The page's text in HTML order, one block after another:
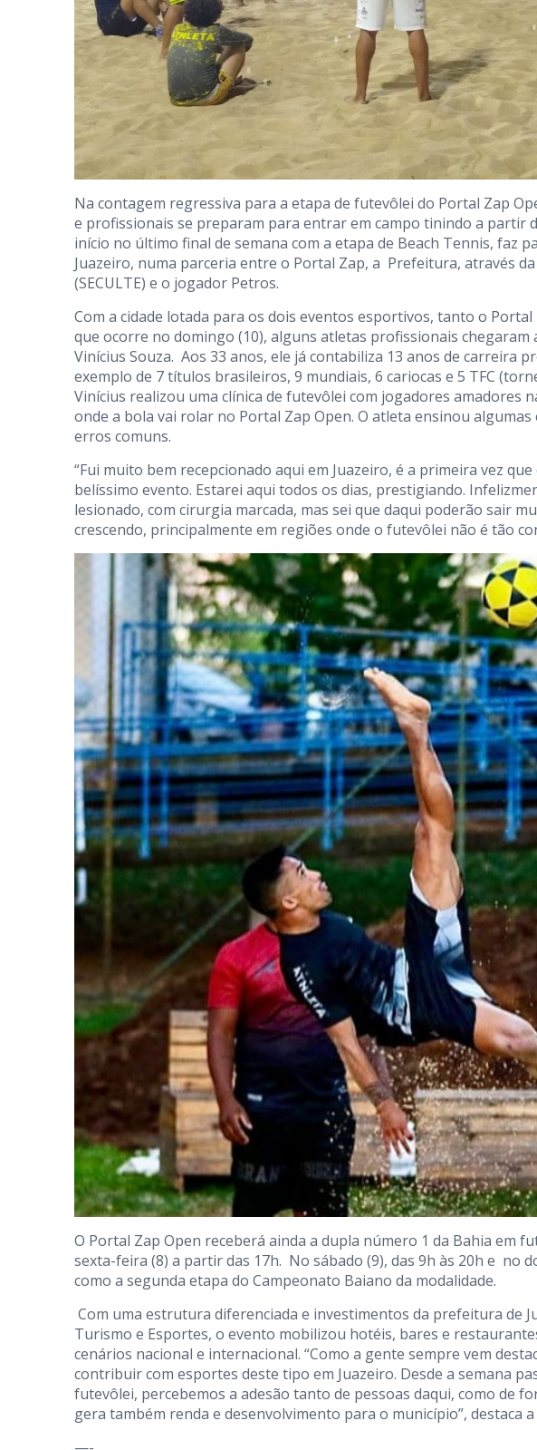
Na contagem regressiva para a etapa de futevôlei do Portal Zap
e profissionais se preparam para entrar em campo tinindo a partir
início no último final de semana com a etapa de Beach Tennis, faz
Juazeiro, numa parceria entre o Portal Zap, a Prefeitura, através
(SECULTE) e o jogador Petros.
Com a cidade lotada para os dois eventos esportivos, tanto o Portal
que ocorre no domingo (10), alguns atletas profissionais chegaram
Vinícius Souza. Aos 33 anos, ele já contabiliza 13 anos de carreira
exemplo de 7 títulos brasileiros, 9 mundiais, 6 cariocas e 5 TFC
Vinícius realizou uma clínica de futevôlei com jogadores amadores
onde a bola vai rolar no Portal Zap Open. O atleta ensinou
erros comuns.
“Fui muito bem recepcionado aqui em Juazeiro, é a primeira vez
belíssimo evento. Estarei aqui todos os dias, prestigiando.
lesionado, com cirurgia marcada, mas sei que daqui poderão sair
crescendo, principalmente em regiões onde o futevôlei não é tão
O Portal Zap Open receberá ainda a dupla número 1 da Bahia em
sexta-feira (8) a partir das 17h. No sábado (9), das 9h às 20h e no
como a segunda etapa do Campeonato Baiano da modalidade.
Com uma estrutura diferenciada e investimentos da prefeitura de
Turismo e Esportes, o evento mobilizou hotéis, bares e
cenários nacional e internacional. “Como a gente sempre vem
contribuir com esportes deste tipo em Juazeiro. Desde a semana
futevôlei, percebemos a adesão tanto de pessoas daqui, como de
gera também renda e desenvolvimento para o município”, destaca